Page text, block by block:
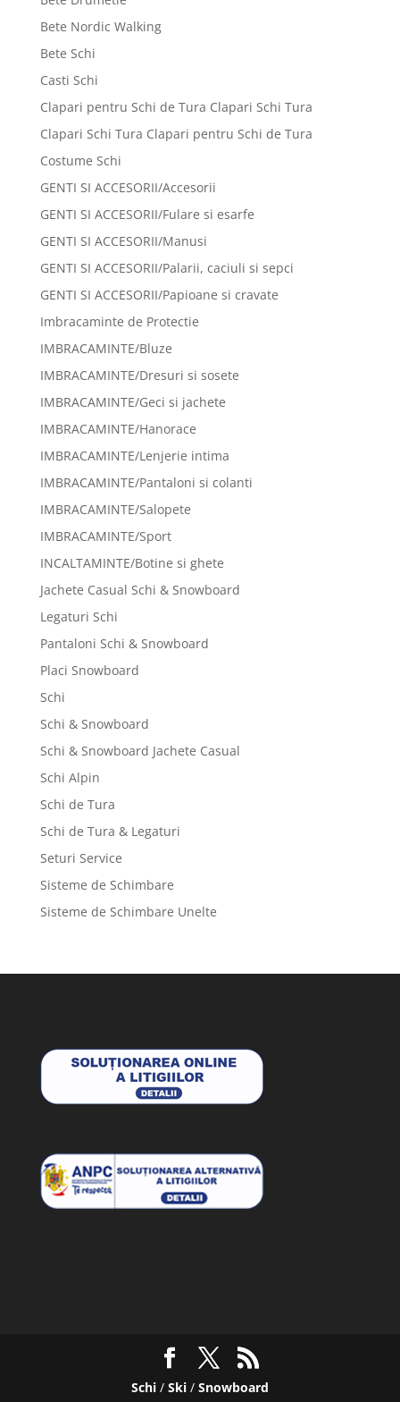
Bete Nordic Walking
Bete Schi
Casti Schi
Clapari pentru Schi de Tura Clapari Schi Tura
Clapari Schi Tura Clapari pentru Schi de Tura
Costume Schi
GENTI SI ACCESORII/Accesorii
GENTI SI ACCESORII/Fulare si esarfe
GENTI SI ACCESORII/Manusi
GENTI SI ACCESORII/Palarii, caciuli si sepci
GENTI SI ACCESORII/Papioane si cravate
Imbracaminte de Protectie
IMBRACAMINTE/Bluze
IMBRACAMINTE/Dresuri si sosete
IMBRACAMINTE/Geci si jachete
IMBRACAMINTE/Hanorace
IMBRACAMINTE/Lenjerie intima
IMBRACAMINTE/Pantaloni si colanti
IMBRACAMINTE/Salopete
IMBRACAMINTE/Sport
INCALTAMINTE/Botine si ghete
Jachete Casual Schi & Snowboard
Legaturi Schi
Pantaloni Schi & Snowboard
Placi Snowboard
Schi
Schi & Snowboard
Schi & Snowboard Jachete Casual
Schi Alpin
Schi de Tura
Schi de Tura & Legaturi
Seturi Service
Sisteme de Schimbare
Sisteme de Schimbare Unelte
Schi/ Ski/ Snowboard